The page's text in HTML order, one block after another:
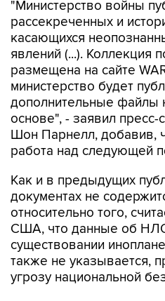
касающихся
явлений (...). Коллекция
размещена на сайте
министерство будет
дополнительные файлы
основе", - заявил пресс-
Шон Парнелл, добавив,
работа над следующей
Как и в предыдущих
относительно того,
США, что данные об НЛО
существовании
также не указывается,
угрозу национальной
В Пентагоне